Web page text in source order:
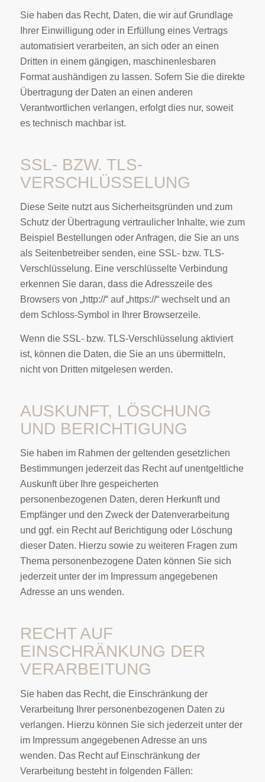
Sie haben das Recht, Daten, die wir auf Grundlage
Ihrer Einwilligung oder in Erfüllung eines Vertrags
automatisiert verarbeiten, an sich oder an einen
Dritten in einem gängigen, maschinenlesbaren
Format aushändigen zu lassen. Sofern Sie die direkte
Übertragung der Daten an einen anderen
Verantwortlichen verlangen, erfolgt dies nur, soweit
es technisch machbar ist.
SSL- BZW. TLS-
VERSCHLÜSSELUNG
Diese Seite nutzt aus Sicherheitsgründen und zum
Schutz der Übertragung vertraulicher Inhalte, wie zum
Beispiel Bestellungen oder Anfragen, die Sie an uns
als Seitenbetreiber senden, eine SSL- bzw. TLS-
Verschlüsselung. Eine verschlüsselte Verbindung
erkennen Sie daran, dass die Adresszeile des
Browsers von „http://“ auf „https://“ wechselt und an
dem Schloss-Symbol in Ihrer Browserzeile.
Wenn die SSL- bzw. TLS-Verschlüsselung aktiviert
ist, können die Daten, die Sie an uns übermitteln,
nicht von Dritten mitgelesen werden.
AUSKUNFT, LÖSCHUNG
UND BERICHTIGUNG
Sie haben im Rahmen der geltenden gesetzlichen
Bestimmungen jederzeit das Recht auf unentgeltliche
Auskunft über Ihre gespeicherten
personenbezogenen Daten, deren Herkunft und
Empfänger und den Zweck der Datenverarbeitung
und ggf. ein Recht auf Berichtigung oder Löschung
dieser Daten. Hierzu sowie zu weiteren Fragen zum
Thema personenbezogene Daten können Sie sich
jederzeit unter der im Impressum angegebenen
Adresse an uns wenden.
RECHT AUF
EINSCHRÄNKUNG DER
VERARBEITUNG
Sie haben das Recht, die Einschränkung der
Verarbeitung Ihrer personenbezogenen Daten zu
verlangen. Hierzu können Sie sich jederzeit unter der
im Impressum angegebenen Adresse an uns
wenden. Das Recht auf Einschränkung der
Verarbeitung besteht in folgenden Fällen: